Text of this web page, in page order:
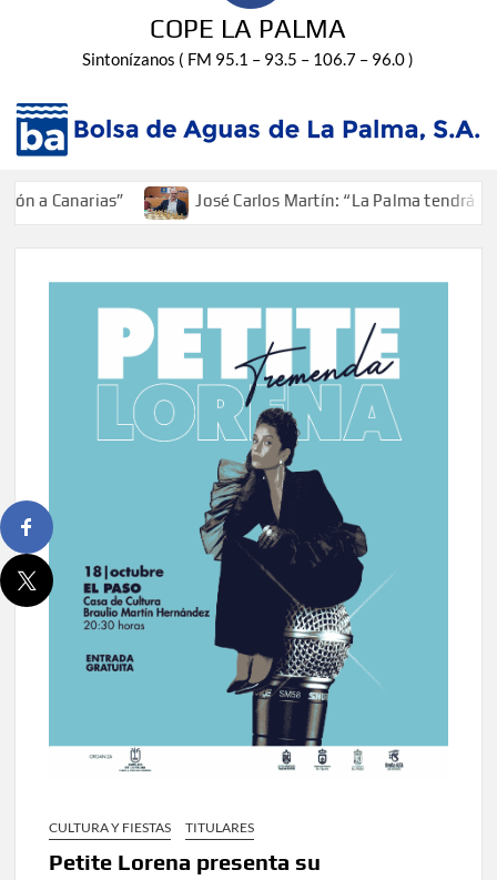
COPE LA PALMA
Sintonízanos ( FM 95.1 – 93.5 – 106.7 – 96.0 )
Canarias” José Carlos Martín: “La Palma tendrá
CULTURA Y FIESTAS TITULARES
Petite Lorena presenta su